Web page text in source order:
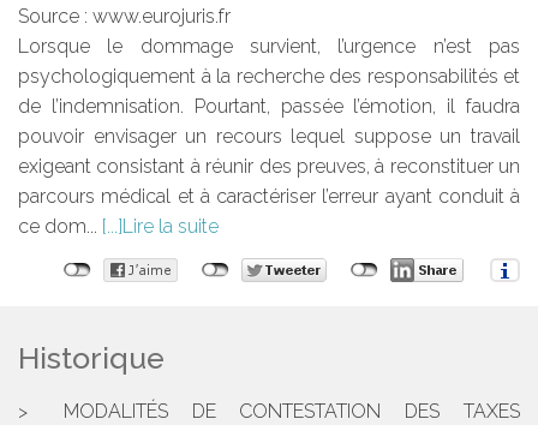
Source : www.eurojuris.fr
Lorsque le dommage survient, l’urgence n’est pas
psychologiquement à la recherche des responsabilités et
de l’indemnisation. Pourtant, passée l’émotion, il faudra
pouvoir envisager un recours lequel suppose un travail
exigeant consistant à réunir des preuves, à reconstituer un
parcours médical et à caractériser l’erreur ayant conduit à
ce dom...
Lire la suite
Historique
MODALITÉS DE CONTESTATION DES TAXES